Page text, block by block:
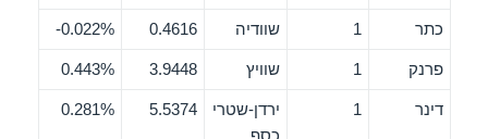
כתר 1 שוודיה 0.4616
0.022%-
פרנק 1 שוויץ 3.9448
0.443%
דינר 1
ירדן-שטרי
5.5374
0.281%